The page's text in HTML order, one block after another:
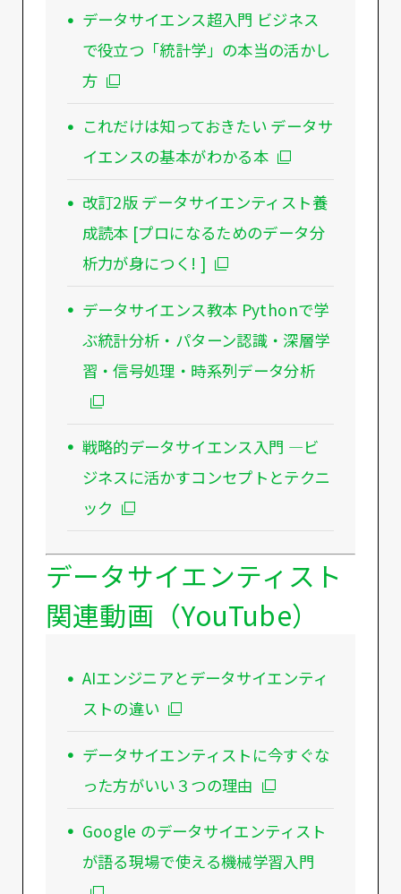
データサイエンス超入門 ビジネス
で役立つ「統計学」の本当の活かし
方
これだけは知っておきたい データサ
イエンスの基本がわかる本
改訂2版 データサイエンティスト養
成読本 [プロになるためのデータ分
析力が身につく! ]
データサイエンス教本 Pythonで学
ぶ統計分析・パターン認識・深層学
習・信号処理・時系列データ分析
戦略的データサイエンス入門 ―ビ
ジネスに活かすコンセプトとテクニ
ック
データサイエンティスト
関連動画（YouTube）
AIエンジニアとデータサイエンティ
ストの違い
データサイエンティストに今すぐな
った方がいい３つの理由
Google のデータサイエンティスト
が語る現場で使える機械学習入門